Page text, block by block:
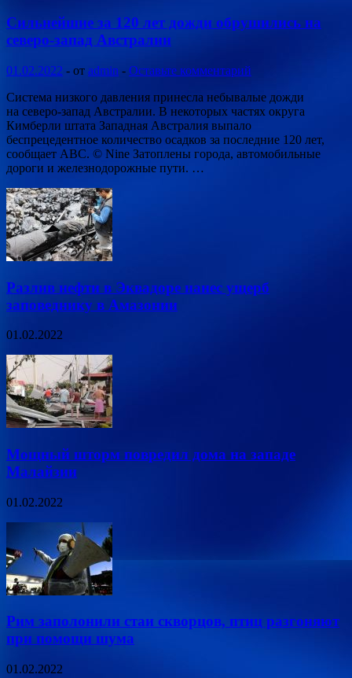
Сильнейшие за 120 лет дожди обрушились на
северо-запад Австралии
01.02.2022 - от admin - Оставьте комментарий
Система низкого давления принесла небывалые дожди
на северо-запад Австралии. В некоторых частях округа
Кимберли штата Западная Австралия выпало
беспрецедентное количество осадков за последние 120 лет,
сообщает ABC. © Nine Затоплены города, автомобильные
дороги и железнодорожные пути. …
Разлив нефти в Эквадоре нанес ущерб
заповеднику в Амазонии
01.02.2022
Мощный шторм повредил дома на западе
Малайзии
01.02.2022
Рим заполонили стаи скворцов, птиц разгоняют
при помощи шума
01.02.2022